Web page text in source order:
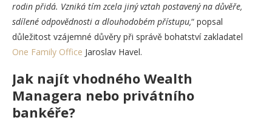
rodin přidá. Vzniká tím zcela jiný vztah postavený na důvěře,
sdílené odpovědnosti a dlouhodobém přístupu,“ popsal
důležitost vzájemné důvěry při správě bohatství zakladatel
One Family Office Jaroslav Havel.
Jak najít vhodného Wealth
Managera nebo privátního
bankéře?